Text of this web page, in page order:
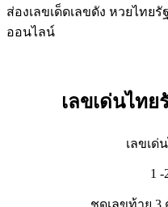
ส่องเลขเด็ดเลขดัง หวยไทย
ออนไลน์
เลขเด่นไทย
เลขเด่
1 -